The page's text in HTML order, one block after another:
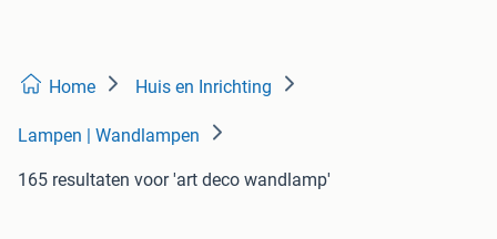
Home Huis en Inrichting
Lampen | Wandlampen
165 resultaten voor 'art deco wandlamp'